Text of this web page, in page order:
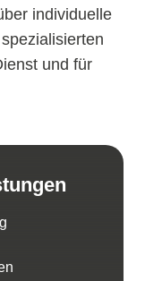
individuelle
und für